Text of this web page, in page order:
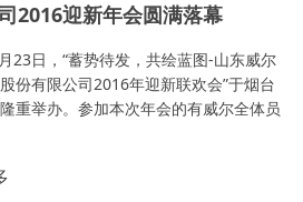
2016迎新年会圆满落幕
23日，“蓄势待发，共绘蓝图-山东威尔
份有限公司2016年迎新联欢会”于烟台
重举办。参加本次年会的有威尔全体员